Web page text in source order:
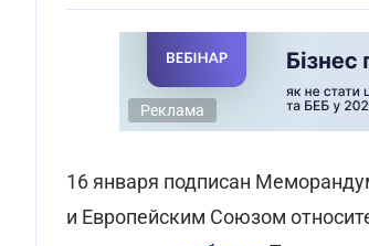
Реклама
16 января подписан
и Европейским Союзом